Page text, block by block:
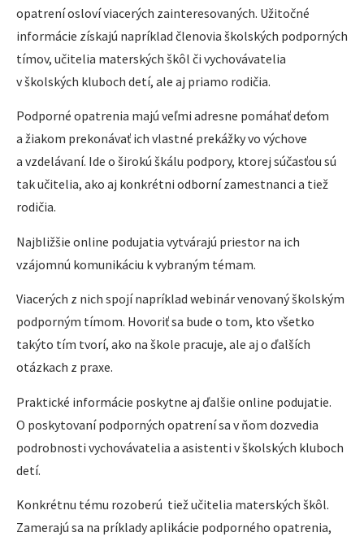
opatrení osloví viacerých zainteresovaných. Užitočné
informácie získajú napríklad členovia školských podporných
tímov, učitelia materských škôl či vychovávatelia
v školských kluboch detí, ale aj priamo rodičia.
Podporné opatrenia majú veľmi adresne pomáhať deťom
a žiakom prekonávať ich vlastné prekážky vo výchove
a vzdelávaní. Ide o širokú škálu podpory, ktorej súčasťou sú
tak učitelia, ako aj konkrétni odborní zamestnanci a tiež
rodičia.
Najbližšie online podujatia vytvárajú priestor na ich
vzájomnú komunikáciu k vybraným témam.
Viacerých z nich spojí napríklad webinár venovaný školským
podporným tímom. Hovoriť sa bude o tom, kto všetko
takýto tím tvorí, ako na škole pracuje, ale aj o ďalších
otázkach z praxe.
Praktické informácie poskytne aj ďalšie online podujatie.
O poskytovaní podporných opatrení sa v ňom dozvedia
podrobnosti vychovávatelia a asistenti v školských kluboch
detí.
Konkrétnu tému rozoberú tiež učitelia materských škôl.
Zamerajú sa na príklady aplikácie podporného opatrenia,